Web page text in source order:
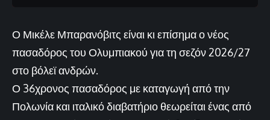
Ο Μικέλε Μπαρανόβιτς είναι κι επίσημα ο νέος
πασαδόρος του Ολυμπιακού για τη σεζόν 2026/27
στο βόλεϊ ανδρών.
Ο 36χρονος πασαδόρος με καταγωγή από την
Πολωνία και ιταλικό διαβατήριο θεωρείται ένας από